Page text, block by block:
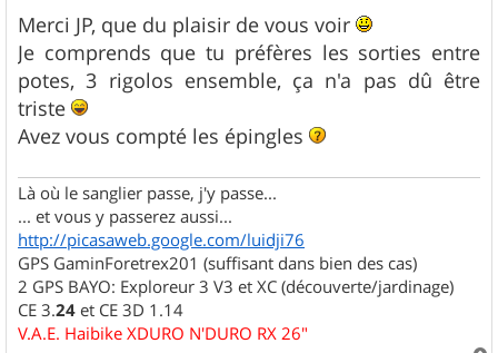
s
s
a
g
e
Merci JP, que du plaisir de vous voir
Je comprends que tu préfères les sorties entre
potes, 3 rigolos ensemble, ça n'a pas dû être
triste
Avez vous compté les épingles
Là où le sanglier passe, j'y passe...
... et vous y passerez aussi...
http://picasaweb.google.com/luidji76
GPS GaminForetrex201 (suffisant dans bien des cas)
2 GPS BAYO: Exploreur 3 V3 et XC (découverte/jardinage)
CE 3.24 et CE 3D 1.14
V.A.E. Haibike XDURO N'DURO RX 26"